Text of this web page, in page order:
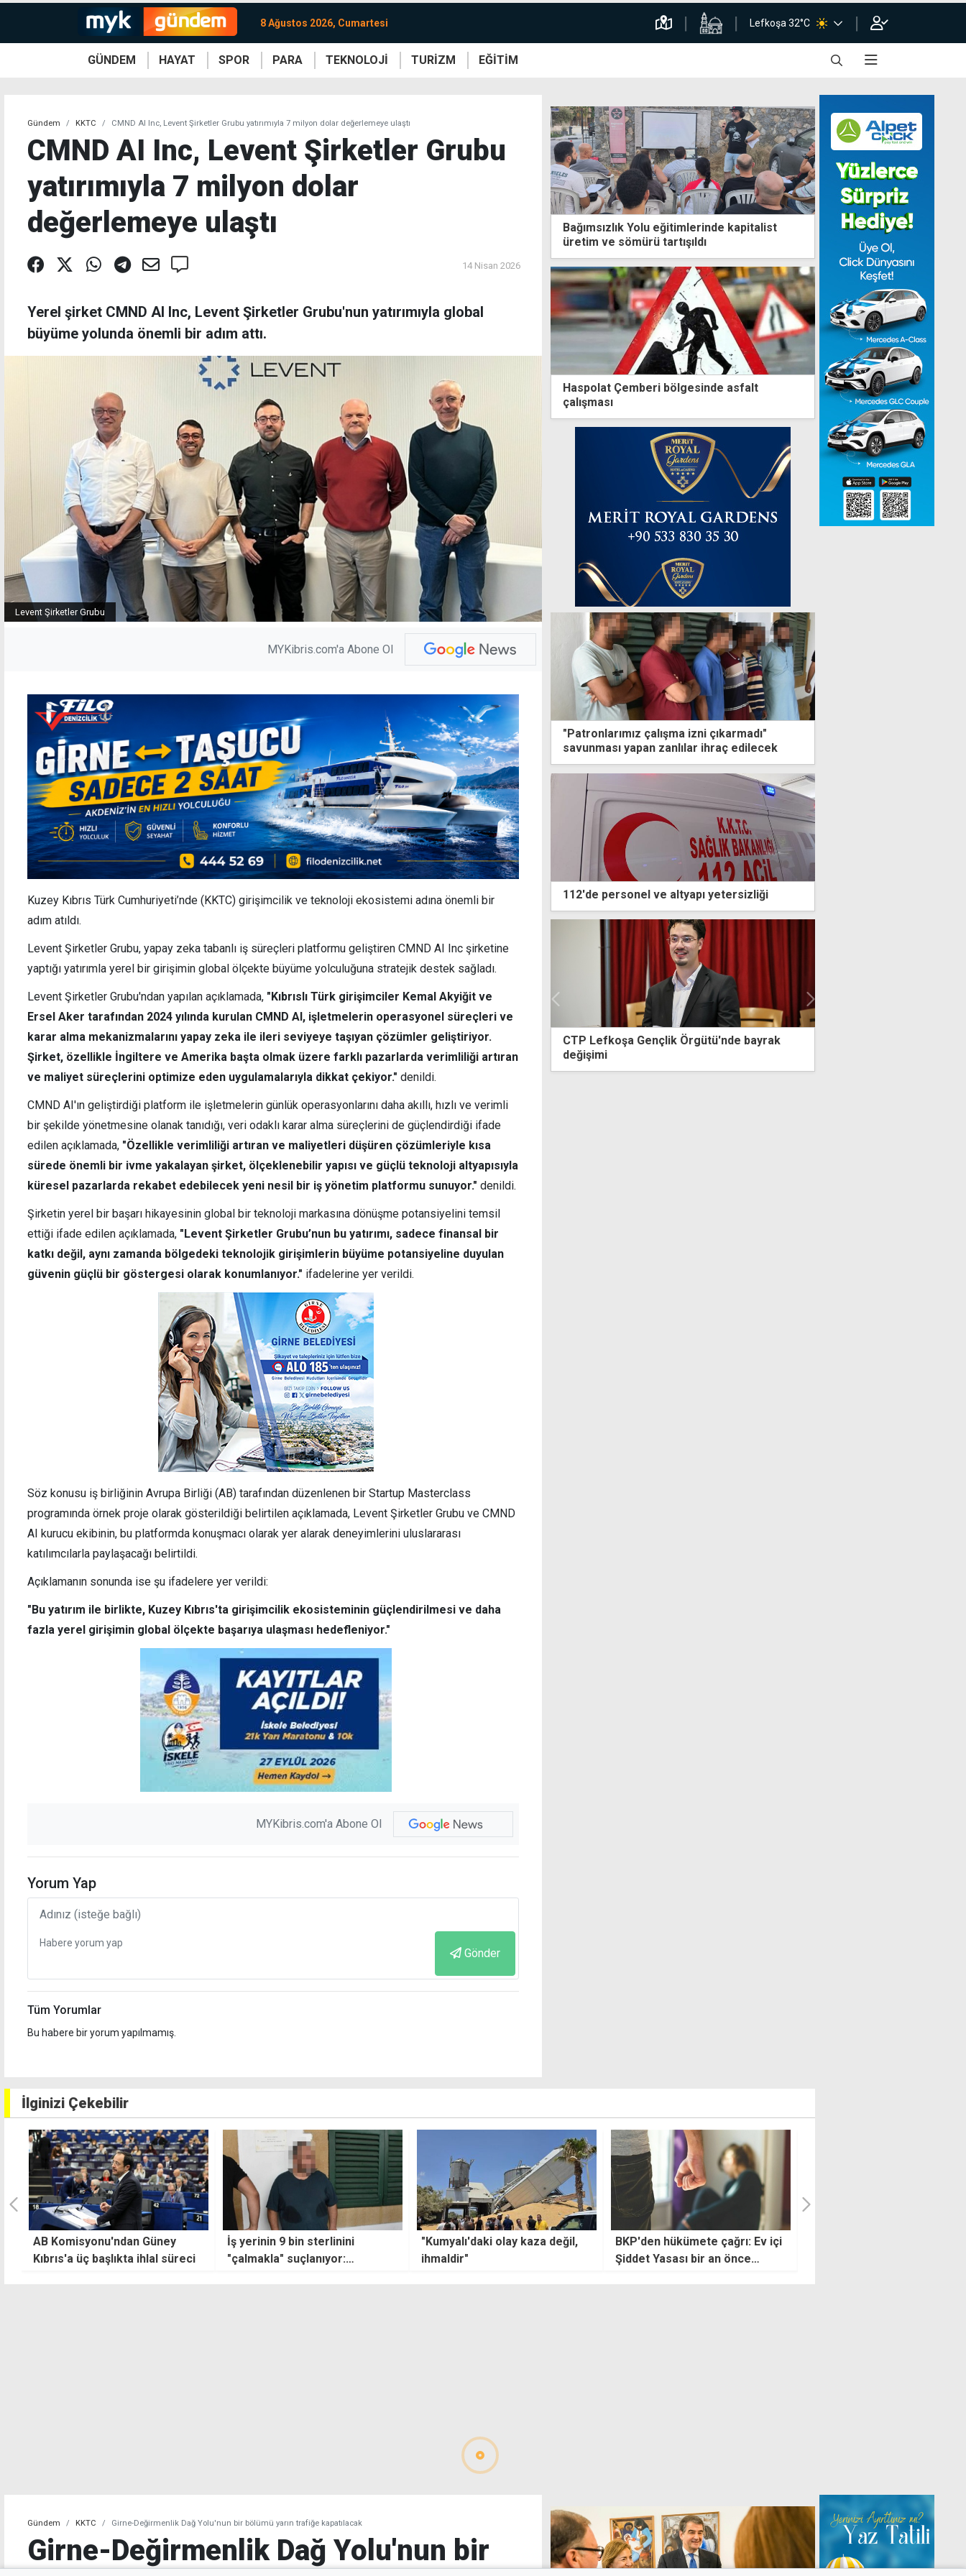
8 Ağustos 2026, Cumartesi Lefkoşa 32°C
GÜNDEM HAYAT SPOR PARA TEKNOLOJİ TURİZM EĞİTİM
Gündem KKTC CMND AI Inc, Levent Şirketler Grubu yatırımıyla 7 milyon dolar değerlemeye ulaştı
CMND AI Inc, Levent Şirketler Grubu
yatırımıyla 7 milyon dolar
değerlemeye ulaştı
14 Nisan 2026
Yerel şirket CMND AI Inc, Levent Şirketler Grubu'nun yatırımıyla global
büyüme yolunda önemli bir adım attı.
Levent Şirketler Grubu
MYKibris.com'a Abone Ol
Kuzey Kıbrıs Türk Cumhuriyeti’nde (KKTC) girişimcilik ve teknoloji ekosistemi adına önemli bir
adım atıldı.
Levent Şirketler Grubu, yapay zeka tabanlı iş süreçleri platformu geliştiren CMND AI Inc şirketine
yaptığı yatırımla yerel bir girişimin global ölçekte büyüme yolculuğuna stratejik destek sağladı.
Levent Şirketler Grubu'ndan yapılan açıklamada, "Kıbrıslı Türk girişimciler Kemal Akyiğit ve
Ersel Aker tarafından 2024 yılında kurulan CMND AI, işletmelerin operasyonel süreçleri ve
karar alma mekanizmalarını yapay zeka ile ileri seviyeye taşıyan çözümler geliştiriyor.
Şirket, özellikle İngiltere ve Amerika başta olmak üzere farklı pazarlarda verimliliği artıran
ve maliyet süreçlerini optimize eden uygulamalarıyla dikkat çekiyor." denildi.
CMND AI'ın geliştirdiği platform ile işletmelerin günlük operasyonlarını daha akıllı, hızlı ve verimli
bir şekilde yönetmesine olanak tanıdığı, veri odaklı karar alma süreçlerini de güçlendirdiği ifade
edilen açıklamada, "Özellikle verimliliği artıran ve maliyetleri düşüren çözümleriyle kısa
sürede önemli bir ivme yakalayan şirket, ölçeklenebilir yapısı ve güçlü teknoloji altyapısıyla
küresel pazarlarda rekabet edebilecek yeni nesil bir iş yönetim platformu sunuyor." denildi.
Şirketin yerel bir başarı hikayesinin global bir teknoloji markasına dönüşme potansiyelini temsil
ettiği ifade edilen açıklamada, "Levent Şirketler Grubu’nun bu yatırımı, sadece finansal bir
katkı değil, aynı zamanda bölgedeki teknolojik girişimlerin büyüme potansiyeline duyulan
güvenin güçlü bir göstergesi olarak konumlanıyor." ifadelerine yer verildi.
Söz konusu iş birliğinin Avrupa Birliği (AB) tarafından düzenlenen bir Startup Masterclass
programında örnek proje olarak gösterildiği belirtilen açıklamada, Levent Şirketler Grubu ve CMND
AI kurucu ekibinin, bu platformda konuşmacı olarak yer alarak deneyimlerini uluslararası
katılımcılarla paylaşacağı belirtildi.
Açıklamanın sonunda ise şu ifadelere yer verildi:
"Bu yatırım ile birlikte, Kuzey Kıbrıs'ta girişimcilik ekosisteminin güçlendirilmesi ve daha
fazla yerel girişimin global ölçekte başarıya ulaşması hedefleniyor."
MYKibris.com'a Abone Ol
Yorum Yap
Gönder
Tüm Yorumlar
Bu habere bir yorum yapılmamış.
Bağımsızlık Yolu eğitimlerinde kapitalist
üretim ve sömürü tartışıldı
Haspolat Çemberi bölgesinde asfalt
çalışması
"Patronlarımız çalışma izni çıkarmadı"
savunması yapan zanlılar ihraç edilecek
112'de personel ve altyapı yetersizliği
"Hedefimiz daha güçlü ekonomi, daha etkin
kamu yönetimi ve daha üretken bir yapı"
CTP Lefkoşa Gençlik Örgütü'nde bayrak
değişimi
Daire satışı vaadiyle 30 bin dolar aldığı iddia
İlginizi Çekebilir
İş yerinin 9 bin sterlinini
"çalmakla" suçlanıyor:
"Kumyalı'daki olay kaza değil,
ihmaldir"
BKP'den hükümete çağrı: Ev içi
Şiddet Yasası bir an önce
Berlin saldırısının şüphelisi
polis operasyonunda öldürüldü
Gündem KKTC Girne-Değirmenlik Dağ Yolu'nun bir bölümü yarın trafiğe kapatılacak
Girne-Değirmenlik Dağ Yolu'nun bir